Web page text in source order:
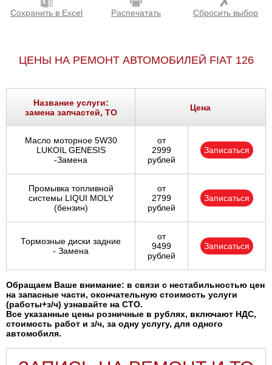
Сохранить в Excel Распечатать Сбросить выбор
ЦЕНЫ НА РЕМОНТ АВТОМОБИЛЕЙ FIAT 126
Название услуги:
замена запчастей, ТО
Цена
Масло моторное 5W30
LUKOIL GENESIS
-Замена
от
2999
рублей
Записаться
Промывка топливной
системы LIQUI MOLY
(бензин)
от
2799
рублей
Записаться
Тормозные диски задние
- Замена
от
9499
рублей
Записаться
Обращаем Ваше внимание: в связи с нестабильностью цен
на запасные части, окончательную стоимость услуги
(работы+з/ч) узнавайте на СТО.
Все указанные цены розничные в рублях, включают НДС,
стоимость работ и з/ч, за одну услугу, для одного
автомобиля.